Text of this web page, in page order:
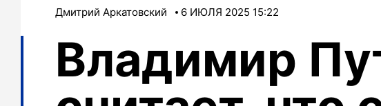
Дмитрий Аркатовский 6 ИЮЛЯ 2025 15:22
Владимир